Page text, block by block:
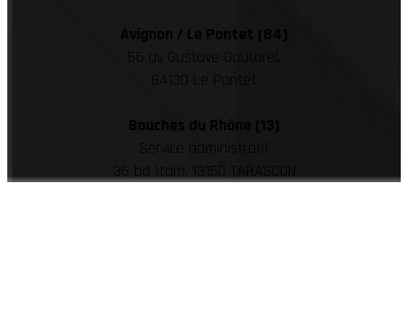
Avignon / Le Pontet (84)
56 av Gustave Goutarel,
84130 Le Pontet
Bouches du Rhône (13)
Service administratif
36 bd Itam, 13150 TARASCON